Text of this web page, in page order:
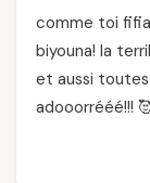
comme toi
biyouna! la
et aussi toutes
adooorrééé!!!